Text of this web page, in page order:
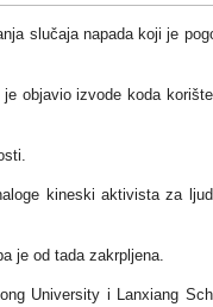
slučaja napada koji je
objavio izvode koda
kineski aktivista za
je od tada zakrpljena.
University i Lanxiang